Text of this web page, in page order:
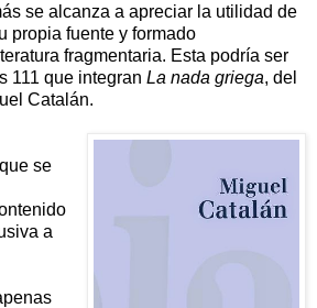
se alcanza a apreciar la utilidad de
propia fuente y formado
fragmentaria. Esta podría ser
111 que integran La nada griega, del
Catalán.
se
a